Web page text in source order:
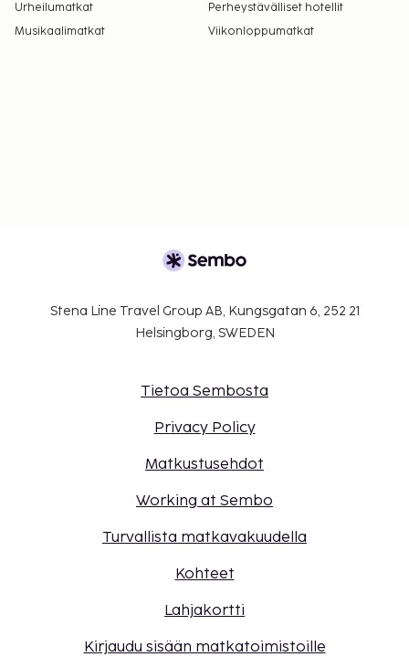
Urheilumatkat
Perheystävälliset hotellit
Musikaalimatkat
Viikonloppumatkat
Stena Line Travel Group AB, Kungsgatan 6, 252 21
Helsingborg, SWEDEN
Tietoa Sembosta
Privacy Policy
Matkustusehdot
Working at Sembo
Turvallista matkavakuudella
Kohteet
Lahjakortti
Kirjaudu sisään matkatoimistoille